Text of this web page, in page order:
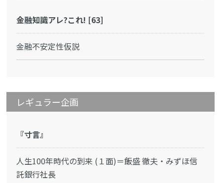
金融知識アレ?これ! [63]
金融不安定性仮説
レギュラー企画
『寸言』
人生100年時代の到来 (１面)＝飯盛 徹夫・みずほ信
託銀行社長